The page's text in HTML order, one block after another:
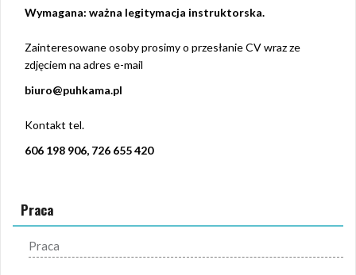
Wymagana: ważna legitymacja instruktorska.
Zainteresowane osoby prosimy o przesłanie CV wraz ze
zdjęciem na adres e-mail
biuro@puhkama.pl
Kontakt tel.
606 198 906, 726 655 420
Praca
Praca